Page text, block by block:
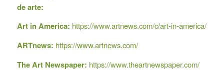
de arte:
Art in America: https://www.artnews.com/c/art-in-america/
ARTnews: https://www.artnews.com/
The Art Newspaper: https://www.theartnewspaper.com/